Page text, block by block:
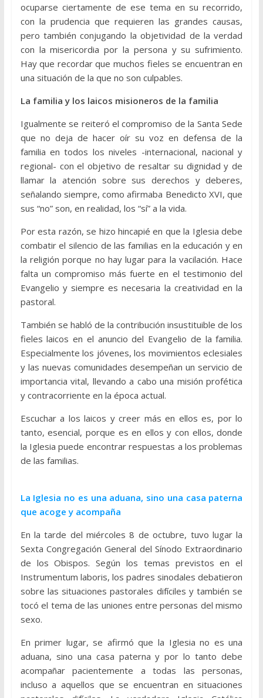
ocuparse ciertamente de ese tema en su recorrido,
con la prudencia que requieren las grandes causas,
pero también conjugando la objetividad de la verdad
con la misericordia por la persona y su sufrimiento.
Hay que recordar que muchos fieles se encuentran en
una situación de la que no son culpables.
La familia y los laicos misioneros de la familia
Igualmente se reiteró el compromiso de la Santa Sede
que no deja de hacer oír su voz en defensa de la
familia en todos los niveles -internacional, nacional y
regional- con el objetivo de resaltar su dignidad y de
llamar la atención sobre sus derechos y deberes,
señalando siempre, como afirmaba Benedicto XVI, que
sus “no” son, en realidad, los “sí” a la vida.
Por esta razón, se hizo hincapié en que la Iglesia debe
combatir el silencio de las familias en la educación y en
la religión porque no hay lugar para la vacilación. Hace
falta un compromiso más fuerte en el testimonio del
Evangelio y siempre es necesaria la creatividad en la
pastoral.
También se habló de la contribución insustituible de los
fieles laicos en el anuncio del Evangelio de la familia.
Especialmente los jóvenes, los movimientos eclesiales
y las nuevas comunidades desempeñan un servicio de
importancia vital, llevando a cabo una misión profética
y contracorriente en la época actual.
Escuchar a los laicos y creer más en ellos es, por lo
tanto, esencial, porque es en ellos y con ellos, donde
la Iglesia puede encontrar respuestas a los problemas
de las familias.
La Iglesia no es una aduana, sino una casa paterna
que acoge y acompaña
En la tarde del miércoles 8 de octubre, tuvo lugar la
Sexta Congregación General del Sínodo Extraordinario
de los Obispos. Según los temas previstos en el
Instrumentum laboris, los padres sinodales debatieron
sobre las situaciones pastorales difíciles y también se
tocó el tema de las uniones entre personas del mismo
sexo.
En primer lugar, se afirmó que la Iglesia no es una
aduana, sino una casa paterna y por lo tanto debe
acompañar pacientemente a todas las personas,
incluso a aquellos que se encuentran en situaciones